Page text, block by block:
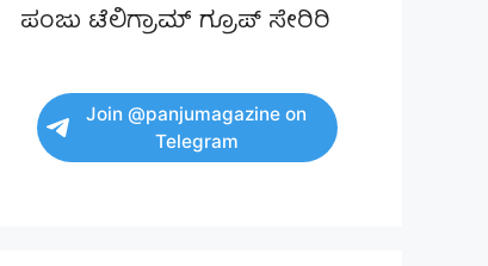
ಪಂಜು ಟೆಲಿಗ್ರಾಮ್ ಗ್ರೂಪ್ ಸೇರಿರಿ
Join @panjumagazine on
Telegram